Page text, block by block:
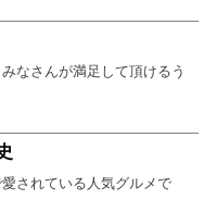
なさんが満足して頂けるう
されている人気グルメで